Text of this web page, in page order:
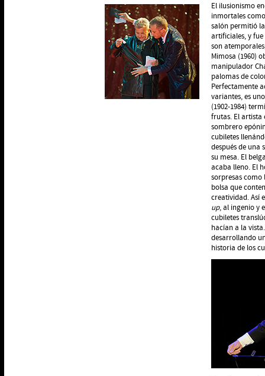
El ilusionismo
inmortales
salón permitió
artificiales, y fue
son
Mimosa (1960)
manipulador
palomas de
Perfectamente
variantes, es
(1902-1984)
frutas. El artista
sombrero
cubiletes
después de una
su mesa. El
acaba lleno. El
sorpresas
bolsa que
creatividad. Así
up, al ingenio y
cubiletes
hacían a la
desarrollando
historia de los